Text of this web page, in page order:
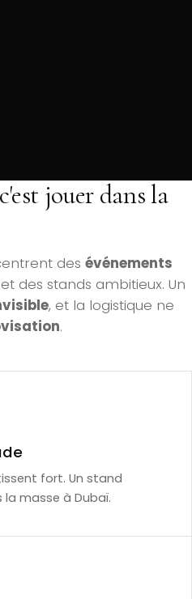
jouer dans la
des événements
et des stands ambitieux. Un
, et la logistique ne
.
fort. Un stand
masse à Dubaï.